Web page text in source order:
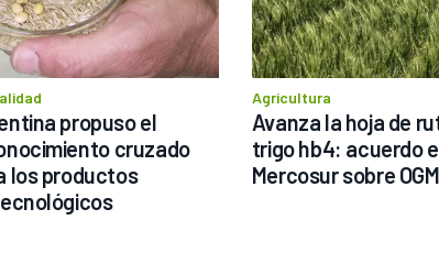
propuso el
cruzado
los productos
Agricultura
Avanza la hoja de
trigo hb4: acuerdo
Mercosur sobre OGM